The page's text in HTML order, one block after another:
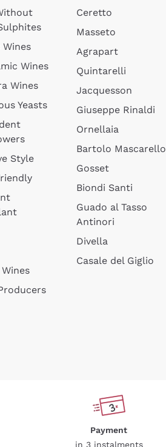
Wines
Wines
Wines
Yeasts
Style
Ceretto
Masseto
Agrapart
Quintarelli
Jacquesson
Giuseppe Rinaldi
Ornellaia
Bartolo Mascarello
Gosset
Biondi Santi
Guado al Tasso
Antinori
Divella
Casale del Giglio
Payment
in 3 instalments